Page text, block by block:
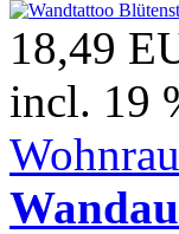
18,49
incl. 19